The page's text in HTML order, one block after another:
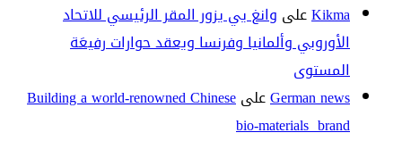
Kikmaعلى وانغ يي يزور المقر الرئيسي للاتحاد
الأوروبي وألمانيا وفرنسا ويعقد حوارات رفيعَة
المستوى
German newsعلىBuilding a world-renowned Chinese
bio-materials brand